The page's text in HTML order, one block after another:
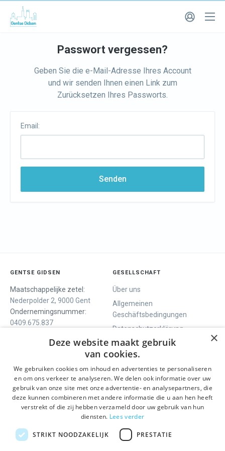
Passwort vergessen?
Geben Sie die e-Mail-Adresse Ihres Account
und wir senden Ihnen einen Link zum
Zurücksetzen Ihres Passworts.
Email:
Senden
GENTSE GIDSEN
Maatschappelijke zetel:
Nederpolder 2, 9000 Gent
Ondernemingsnummer:
0409.675.837
GESELLSCHAFT
Über uns
Allgemeinen
Geschäftsbedingungen
Datenschutzerklärung
Contact
WIR BIETEN
Geführte Tour
Tagesprogramm
Aktivitäten
SOCIALS
Facebook
Instagram
LinkedIn
×
Deze website maakt gebruik
van cookies.
We gebruiken cookies om inhoud en advertenties te personaliseren
en om ons verkeer te analyseren. We delen ook informatie over uw
gebruik van onze site met onze advertentie- en analysepartners, die
deze kunnen combineren met andere informatie die u aan hen heeft
verstrekt of die zij hebben verzameld door uw gebruik van hun
diensten. Lees verder
STRIKT NOODZAKELIJK PRESTATIE